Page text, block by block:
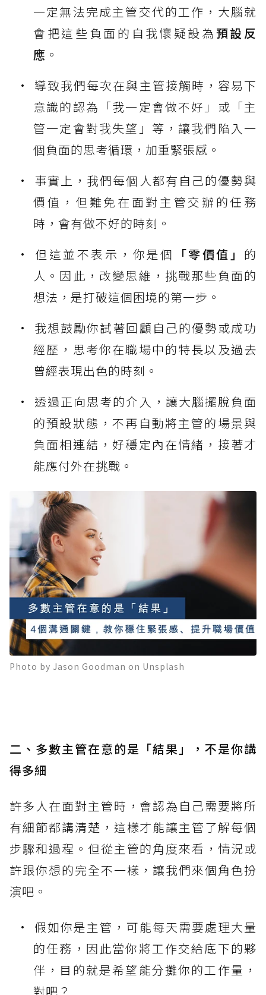
一定無法完成主管交代的工作，大腦就
會把這些負面的自我懷疑設為預設反
應 。
導致我們每次在與主管接觸時，容易下
意識的認為「我一定會做不好」或「主
管一定會對我失望」等，讓我們陷入一
個負面的思考循環，加重緊張感。
事實上，我們每個人都有自己的優勢與
價值，但難免在面對主管交辦的任務
時，會有做不好的時刻。
但這並不表示，你是個
「零價值」 的
人。因此，改變思維，挑戰那些負面的
想法，是打破這個困境的第一步。
我想鼓勵你試著回顧自己的優勢或成功
經歷，思考你在職場中的特長以及過去
曾經表現出色的時刻。
透過正向思考的介入，讓大腦擺脫負面
的預設狀態，不再自動將主管的場景與
負面相連結，好穩定內在情緒，接著才
能應付外在挑戰。
Photo by Jason Goodman on Unsplash
二、多數主管在意的是「結果」，不是你講
得多細
許多人在面對主管時，會認為自己需要將所
有細節都講清楚，這樣才能讓主管了解每個
步驟和過程。但從主管的角度來看，情況或
許跟你想的完全不一樣，讓我們來個角色扮
演吧。
假如你是主管，可能每天需要處理大量
的任務，因此當你將工作交給底下的夥
伴，目的就是希望能分攤你的工作量，
對吧？